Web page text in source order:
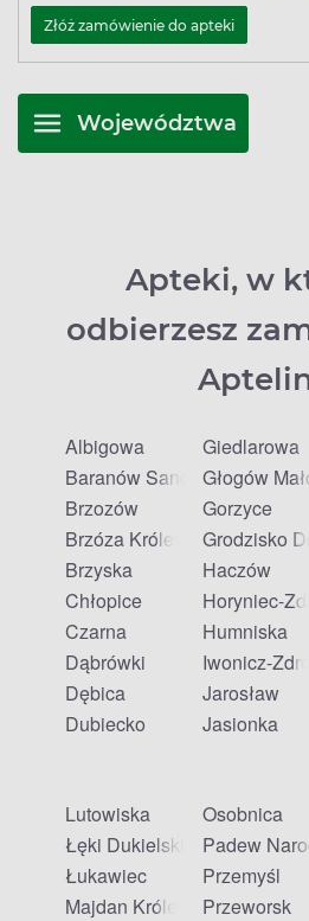
Złóż zamówienie do apteki
Województwa
Apteki, w
odbierzesz
Albigowa
Baranów Sandomierski
Brzozów
Brzóza Królewska
Brzyska
Chłopice
Czarna
Dąbrówki
Dębica
Dubiecko
Giedlarowa
Głogów
Gorzyce
Grodzisko
Haczów
Horyniec-
Humniska
Iwonicz-Zdrój
Jarosław
Jasionka
Lutowiska
Łęki Dukielskie
Łukawiec
Majdan Królewski
Osobnica
Padew
Przemyśl
Przeworsk